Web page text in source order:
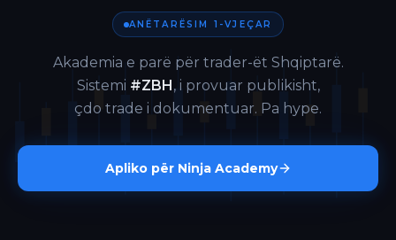
ANËTARËSIM 1-VJEÇAR
Akademia e parë për trader-ët Shqiptarë.
Sistemi #ZBH, i provuar publikisht,
çdo trade i dokumentuar. Pa hype.
Apliko për Ninja Academy